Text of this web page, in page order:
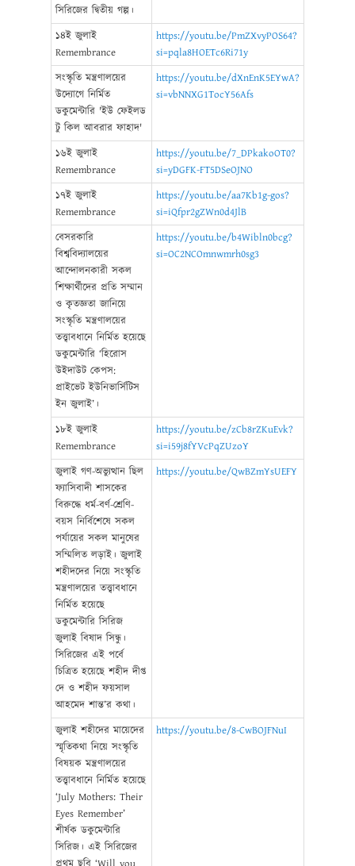
সিরিজের দ্বিতীয় গল্প।
১৪ই জুলাই
Remembrance
https://youtu.be/PmZXvyPOS64?
si=pqla8HOETc6Ri71y
সংস্কৃতি মন্ত্রণালয়ের
উদ্যোগে নির্মিত
ডকুমেন্টারি 'ইউ ফেইলড
টু কিল আবরার ফাহাদ'
https://youtu.be/dXnEnK5EYwA?
si=vbNNXG1TocY56Afs
১৬ই জুলাই
Remembrance
https://youtu.be/7_DPkakoOT0?
si=yDGFK-FT5DSeOJNO
১৭ই জুলাই
Remembrance
https://youtu.be/aa7Kb1g-gos?
si=iQfpr2gZWn0d4JlB
বেসরকারি
বিশ্ববিদ্যালয়ের
আন্দোলনকারী সকল
শিক্ষার্থীদের প্রতি সম্মান
ও কৃতজ্ঞতা জানিয়ে
সংস্কৃতি মন্ত্রণালয়ের
তত্ত্বাবধানে নির্মিত হয়েছে
ডকুমেন্টারি ‘হিরোস
উইদাউট কেপস:
প্রাইভেট ইউনিভার্সিটিস
ইন জুলাই’।
https://youtu.be/b4Wibln0bcg?
si=OC2NCOmnwmrh0sg3
১৮ই জুলাই
Remembrance
https://youtu.be/zCb8rZKuEvk?
si=i59j8fYVcPqZUzoY
জুলাই গণ-অভ্যুত্থান ছিল
ফ্যাসিবাদী শাসকের
বিরুদ্ধে ধর্ম-বর্ণ-শ্রেণি-
বয়স নির্বিশেষে সকল
পর্যায়ের সকল মানুষের
সম্মিলিত লড়াই। জুলাই
শহীদদের নিয়ে সংস্কৃতি
মন্ত্রণালয়ের তত্ত্বাবধানে
নির্মিত হয়েছে
ডকুমেন্টারি সিরিজ
জুলাই বিষাদ সিন্ধু।
সিরিজের এই পর্বে
চিত্রিত হয়েছে শহীদ দীপ্ত
দে ও শহীদ ফয়সাল
আহমেদ শান্ত’র কথা।
https://youtu.be/QwBZmYsUEFY
জুলাই শহীদের মায়েদের
স্মৃতিকথা নিয়ে সংস্কৃতি
বিষয়ক মন্ত্রণালয়ের
তত্ত্বাবধানে নির্মিত হয়েছে
‘July Mothers: Their
Eyes Remember’
শীর্ষক ডকুমেন্টারি
সিরিজ। এই সিরিজের
https://youtu.be/8-CwBOJFNuI